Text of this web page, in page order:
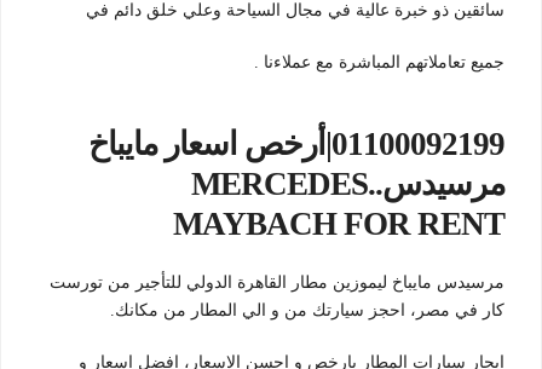
سائقين ذو خبرة عالية في مجال السياحة وعلي خلق دائم في
جميع تعاملاتهم المباشرة مع عملاءنا .
01100092199|أرخص اسعار مايباخ
مرسيدس..MERCEDES
MAYBACH FOR RENT
مرسيدس مايباخ ليموزين مطار القاهرة الدولي للتأجير من تورست
كار في مصر، احجز سيارتك من و الي المطار من مكانك.
ايجار سيارات المطار بارخص و احسن الاسعار، افضل اسعار و